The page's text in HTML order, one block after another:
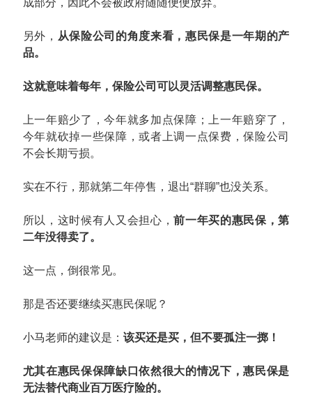
成部分，因此不会被政府随随便便放弃。
另外， 从保险公司的角度来看，惠民保是一年期的产
品。
这就意味着每年，保险公司可以灵活调整惠民保。
上一年赔少了，今年就多加点保障；上一年赔穿了，
今年就砍掉一些保障，或者上调一点保费，保险公司
不会长期亏损。
实在不行，那就第二年停售，退出“群聊”也没关系。
所以，这时候有人又会担心，前一年买的惠民保，第
二年没得卖了。
这一点，倒很常见。
那是否还要继续买惠民保呢？
小马老师的建议是： 该买还是买，但不要孤注一掷！
尤其在惠民保保障缺口依然很大的情况下，惠民保是
无法替代商业百万医疗险的。